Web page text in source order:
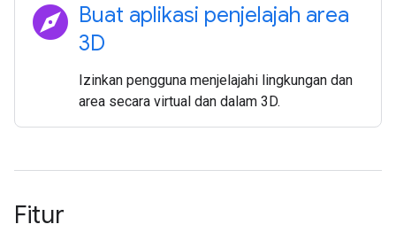
explore Buat aplikasi penjelajah area
3D
Izinkan pengguna menjelajahi lingkungan dan
area secara virtual dan dalam 3D.
Fitur